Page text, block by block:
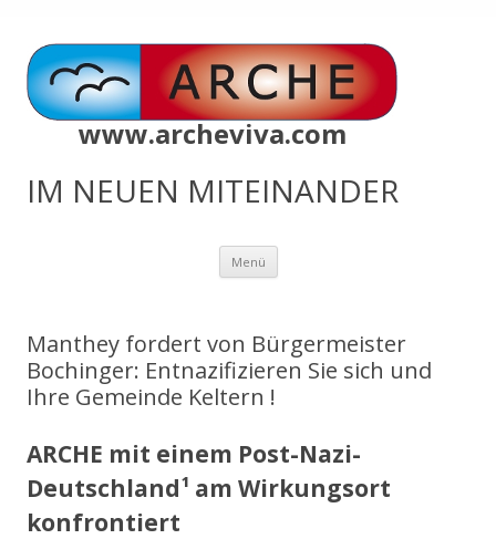
www.archeviva.com
IM NEUEN MITEINANDER
Menü Zum
springen
Manthey fordert von Bürgermeister
Bochinger: Entnazifizieren Sie sich und
Ihre Gemeinde Keltern !
ARCHE mit einem Post-Nazi-
Deutschland¹ am Wirkungsort
konfrontiert